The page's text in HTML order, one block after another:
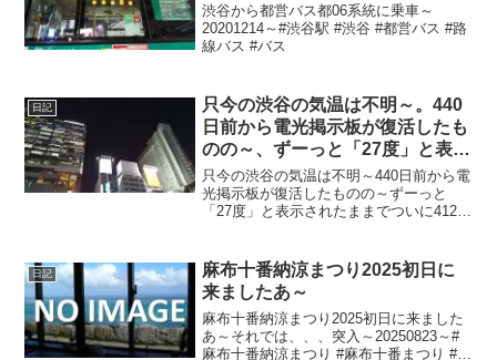
渋谷から都営バス都06系統に乗車～
20201214～#渋谷駅 #渋谷 #都営バス #路
線バス #バス
日記
只今の渋谷の気温は不明～。440
日前から電光掲示板が復活したも
のの～、ずーっと「27度」と表示
されたままで、ついに412日前か
ら電源オフ状態に～
只今の渋谷の気温は不明～440日前から電
光掲示板が復活したものの～ずーっと
「27度」と表示されたままでついに412日
温
日記
麻布十番納涼まつり2025初日に
来ましたあ～
麻布十番納涼まつり2025初日に来ました
あ～それでは、、、突入～20250823～#
麻布十番納涼まつり #麻布十番まつり #麻